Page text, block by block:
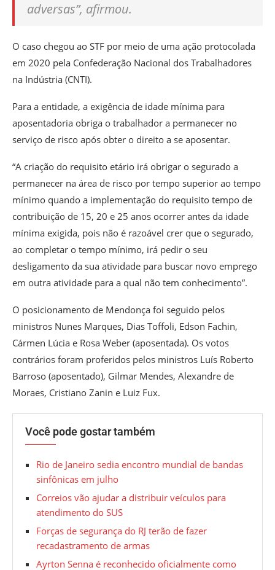
adversas”, afirmou.
O caso chegou ao STF por meio de uma ação protocolada
em 2020 pela Confederação Nacional dos Trabalhadores
na Indústria (CNTI).
Para a entidade, a exigência de idade mínima para
aposentadoria obriga o trabalhador a permanecer no
serviço de risco após obter o direito a se aposentar.
“A criação do requisito etário irá obrigar o segurado a
permanecer na área de risco por tempo superior ao tempo
mínimo quando a implementação do requisito tempo de
contribuição de 15, 20 e 25 anos ocorrer antes da idade
mínima exigida, pois não é razoável crer que o segurado,
ao completar o tempo mínimo, irá pedir o seu
desligamento da sua atividade para buscar novo emprego
em outra atividade para a qual não tem conhecimento”.
O posicionamento de Mendonça foi seguido pelos
ministros Nunes Marques, Dias Toffoli, Edson Fachin,
Cármen Lúcia e Rosa Weber (aposentada). Os votos
contrários foram proferidos pelos ministros Luís Roberto
Barroso (aposentado), Gilmar Mendes, Alexandre de
Moraes, Cristiano Zanin e Luiz Fux.
Você pode gostar também
Rio de Janeiro sedia encontro mundial de bandas
sinfônicas em julho
Correios vão ajudar a distribuir veículos para
atendimento do SUS
Forças de segurança do RJ terão de fazer
recadastramento de armas
Ayrton Senna é reconhecido oficialmente como